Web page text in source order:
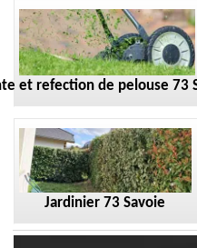
et refection de pelouse 73
Jardinier 73 Savoie